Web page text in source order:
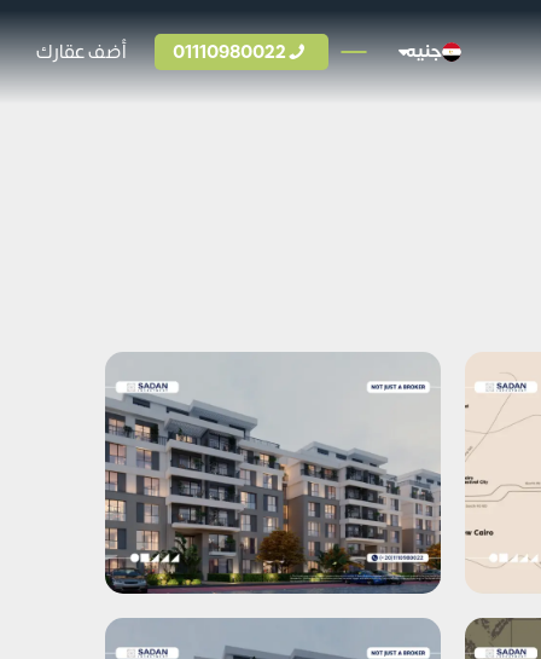
جنيه 01110980022 أضف عقارك